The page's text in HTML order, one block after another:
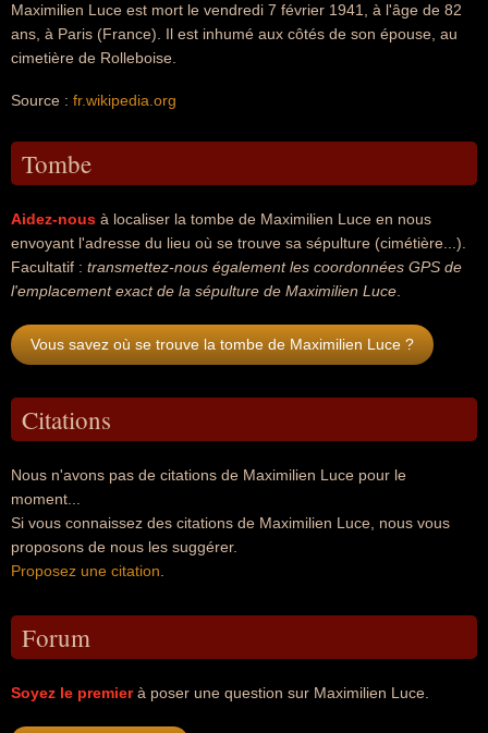
Maximilien Luce est mort le vendredi 7 février 1941, à l'âge de 82
ans, à Paris (France). Il est inhumé aux côtés de son épouse, au
cimetière de Rolleboise.
Source : fr.wikipedia.org
Tombe
Aidez-nous à localiser la tombe de Maximilien Luce en nous
envoyant l'adresse du lieu où se trouve sa sépulture (cimétière...).
Facultatif : transmettez-nous également les coordonnées GPS de
l'emplacement exact de la sépulture de Maximilien Luce
Vous savez où se trouve la tombe de Maximilien Luce ?
Citations
Nous n'avons pas de citations de Maximilien Luce pour le
moment...
Si vous connaissez des citations de Maximilien Luce, nous vous
proposons de nous les suggérer.
Proposez une citation
Forum
Soyez le premierà poser une question sur Maximilien Luce.